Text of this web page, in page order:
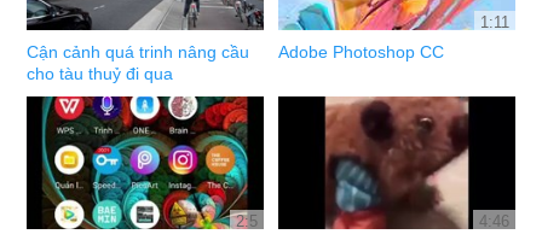
Cận cảnh quá trinh nâng cầu
cho tàu thuỷ đi qua
1:11
Adobe Photoshop CC
2:5 4:46